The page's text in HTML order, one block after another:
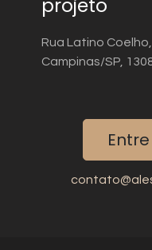
Rua Latino
Campinas/SP,